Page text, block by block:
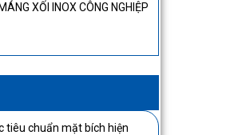
MÁNG XỐI INOX CÔNG NGHIỆP
tiêu chuẩn mặt bích hiện